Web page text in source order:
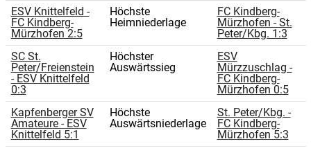
ESV Knittelfeld -
FC Kindberg-
Mürzhofen 2:5
Höchste
Heimniederlage
FC Kindberg-
Mürzhofen - St.
Peter/Kbg. 1:3
SC St.
Peter/Freienstein
- ESV Knittelfeld
0:3
Höchster
Auswärtssieg
ESV
Mürzzuschlag -
FC Kindberg-
Mürzhofen 0:5
Kapfenberger SV
Amateure - ESV
Knittelfeld 5:1
Höchste
Auswärtsniederlage
St. Peter/Kbg. -
FC Kindberg-
Mürzhofen 5:3